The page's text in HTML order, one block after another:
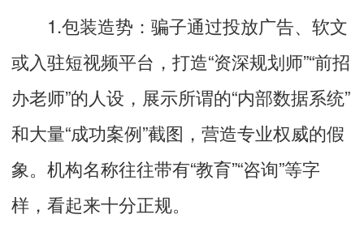
1.包装造势：骗子通过投放广告、软文
或入驻短视频平台，打造“资深规划师”“前招
办老师”的人设，展示所谓的“内部数据系统”
和大量“成功案例”截图，营造专业权威的假
象。机构名称往往带有“教育”“咨询”等字
样，看起来十分正规。